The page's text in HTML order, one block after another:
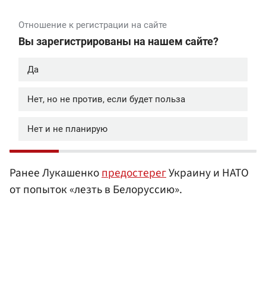
Ранее ЛукашенкопредостерегУкраину и НАТО
от попыток «лезть в Белоруссию».